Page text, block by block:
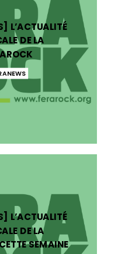
L’ACTUALITÉ
DE LA
L’ACTUALITÉ
DE LA
SEMAINE